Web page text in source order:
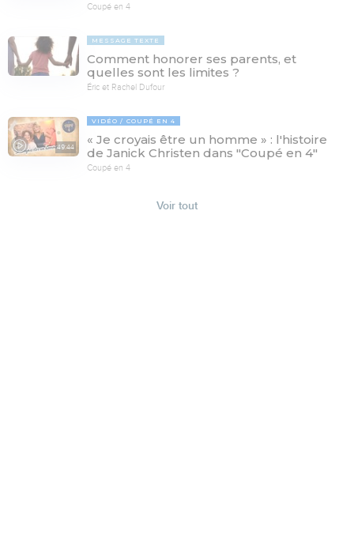
Coupé en 4
MESSAGE TEXTE
Comment honorer ses parents, et
quelles sont les limites ?
Éric et Rachel Dufour
49:44
VIDÉO COUPÉ EN 4
« Je croyais être un homme » : l'histoire
de Janick Christen dans "Coupé en 4"
Coupé en 4
Voir tout